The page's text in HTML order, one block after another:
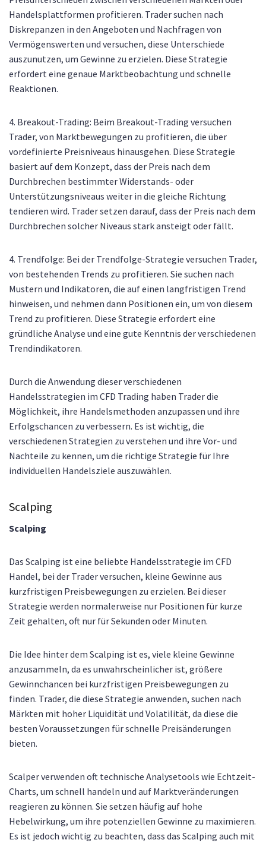
Handelsplattformen profitieren. Trader suchen nach
Diskrepanzen in den Angeboten und Nachfragen von
Vermögenswerten und versuchen, diese Unterschiede
auszunutzen, um Gewinne zu erzielen. Diese Strategie
erfordert eine genaue Marktbeobachtung und schnelle
Reaktionen.
4. Breakout-Trading: Beim Breakout-Trading versuchen
Trader, von Marktbewegungen zu profitieren, die über
vordefinierte Preisniveaus hinausgehen. Diese Strategie
basiert auf dem Konzept, dass der Preis nach dem
Durchbrechen bestimmter Widerstands- oder
Unterstützungsniveaus weiter in die gleiche Richtung
tendieren wird. Trader setzen darauf, dass der Preis nach dem
Durchbrechen solcher Niveaus stark ansteigt oder fällt.
4. Trendfolge: Bei der Trendfolge-Strategie versuchen Trader,
von bestehenden Trends zu profitieren. Sie suchen nach
Mustern und Indikatoren, die auf einen langfristigen Trend
hinweisen, und nehmen dann Positionen ein, um von diesem
Trend zu profitieren. Diese Strategie erfordert eine
gründliche Analyse und eine gute Kenntnis der verschiedenen
Trendindikatoren.
Durch die Anwendung dieser verschiedenen
Handelsstrategien im CFD Trading haben Trader die
Möglichkeit, ihre Handelsmethoden anzupassen und ihre
Erfolgschancen zu verbessern. Es ist wichtig, die
verschiedenen Strategien zu verstehen und ihre Vor- und
Nachteile zu kennen, um die richtige Strategie für Ihre
individuellen Handelsziele auszuwählen.
Scalping
Scalping
Das Scalping ist eine beliebte Handelsstrategie im CFD
Handel, bei der Trader versuchen, kleine Gewinne aus
kurzfristigen Preisbewegungen zu erzielen. Bei dieser
Strategie werden normalerweise nur Positionen für kurze
Zeit gehalten, oft nur für Sekunden oder Minuten.
Die Idee hinter dem Scalping ist es, viele kleine Gewinne
anzusammeln, da es unwahrscheinlicher ist, größere
Gewinnchancen bei kurzfristigen Preisbewegungen zu
finden. Trader, die diese Strategie anwenden, suchen nach
Märkten mit hoher Liquidität und Volatilität, da diese die
besten Voraussetzungen für schnelle Preisänderungen
bieten.
Scalper verwenden oft technische Analysetools wie Echtzeit-
Charts, um schnell handeln und auf Marktveränderungen
reagieren zu können. Sie setzen häufig auf hohe
Hebelwirkung, um ihre potenziellen Gewinne zu maximieren.
Es ist jedoch wichtig zu beachten, dass das Scalping auch mit